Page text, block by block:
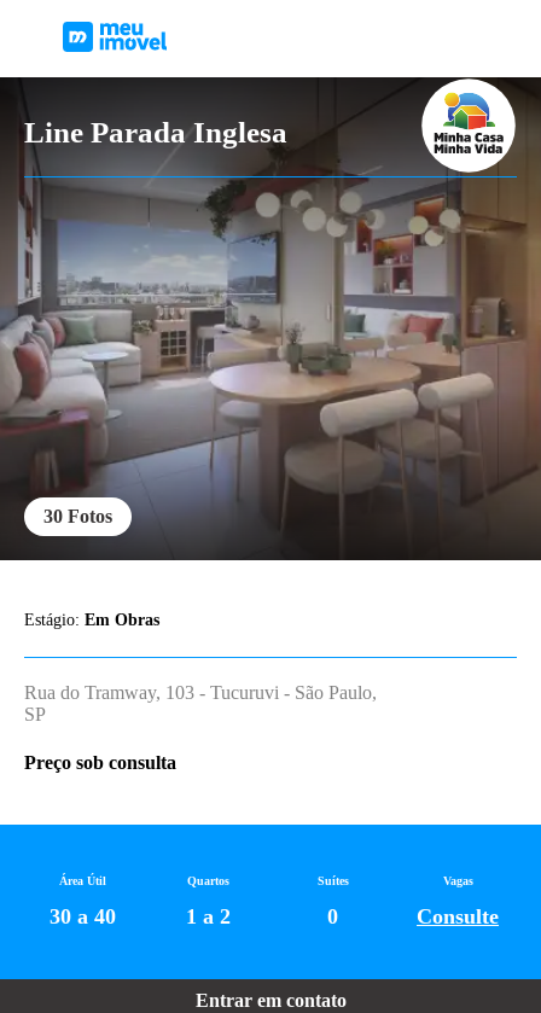
Line Parada Inglesa
30 Fotos
Entrar em contato
Área Útil
30 a 40
Quartos
1 a 2
Suítes
0
Vagas
Consulte
Estágio: Em Obras
Rua do Tramway, 103 - Tucuruvi - São Paulo,
SP
Preço sob consulta